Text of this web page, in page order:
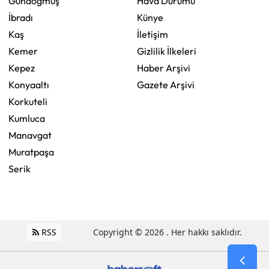
İbradı
Kaş
Kemer
Kepez
Konyaaltı
Korkuteli
Kumluca
Manavgat
Muratpaşa
Serik
Künye
İletişim
Gizlilik İlkeleri
Haber Arşivi
Gazete Arşivi
RSS Copyright © 2026 . Her hakkı saklıdır.